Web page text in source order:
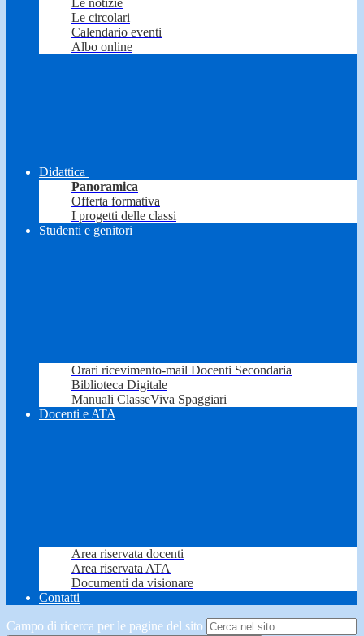
Le notizie
Le circolari
Calendario eventi
Albo online
Didattica
Panoramica
Offerta formativa
I progetti delle classi
Studenti e genitori
Orari ricevimento-mail Docenti Secondaria
Biblioteca Digitale
Manuali ClasseViva Spaggiari
Docenti e ATA
Area riservata docenti
Area riservata ATA
Documenti da visionare
Contatti
Campo di ricerca per le pagine del sito